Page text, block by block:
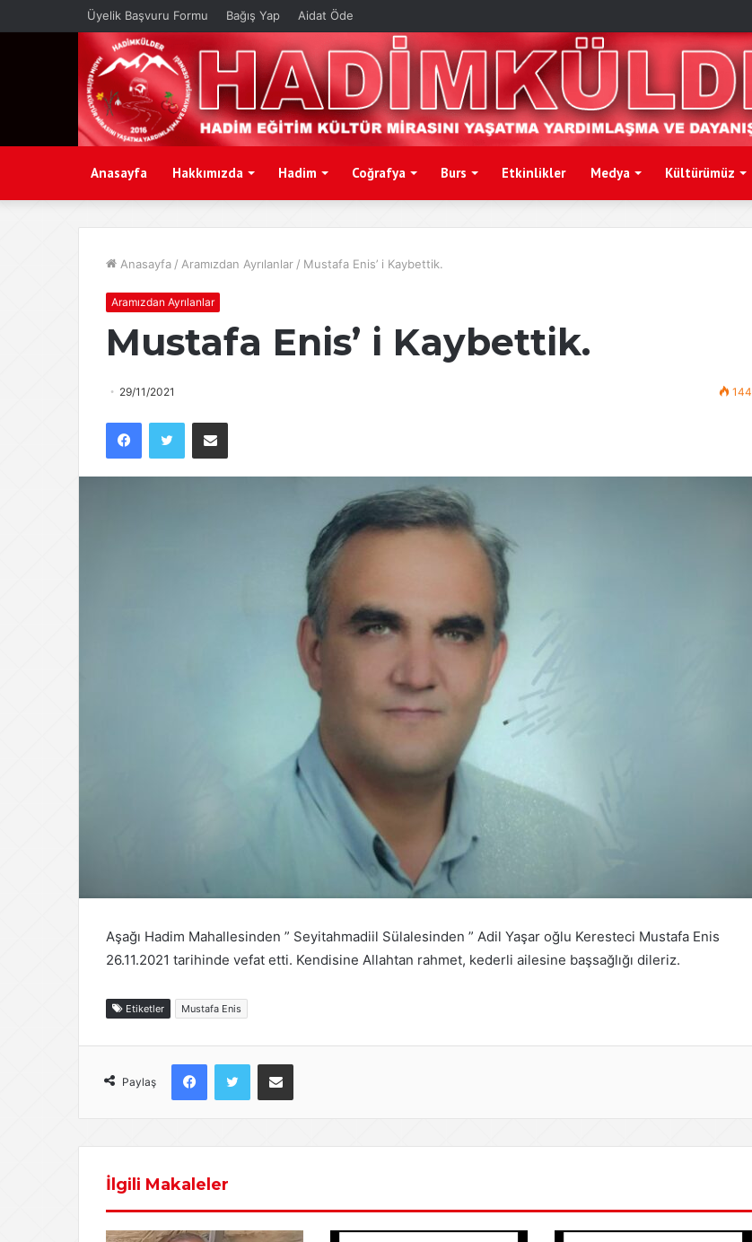
Üyelik Başvuru Formu Bağış Yap Aidat Öde
Anasayfa Hakkımızda Hadim Coğrafya Burs Etkinlikler Medya Kültürümüz
Anasayfa / Aramızdan Ayrılanlar / Mustafa Enis’ i Kaybettik.
Aramızdan Ayrılanlar
Mustafa Enis’ i Kaybettik.
29/11/2021 144
Aşağı Hadim Mahallesinden ” Seyitahmadiil Sülalesinden ” Adil Yaşar oğlu Keresteci Mustafa Enis
26.11.2021 tarihinde vefat etti. Kendisine Allahtan rahmet, kederli ailesine başsağlığı dileriz.
Etiketler Mustafa Enis
Paylaş
İlgili Makaleler